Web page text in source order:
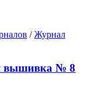
/Журнал
вышивка № 8